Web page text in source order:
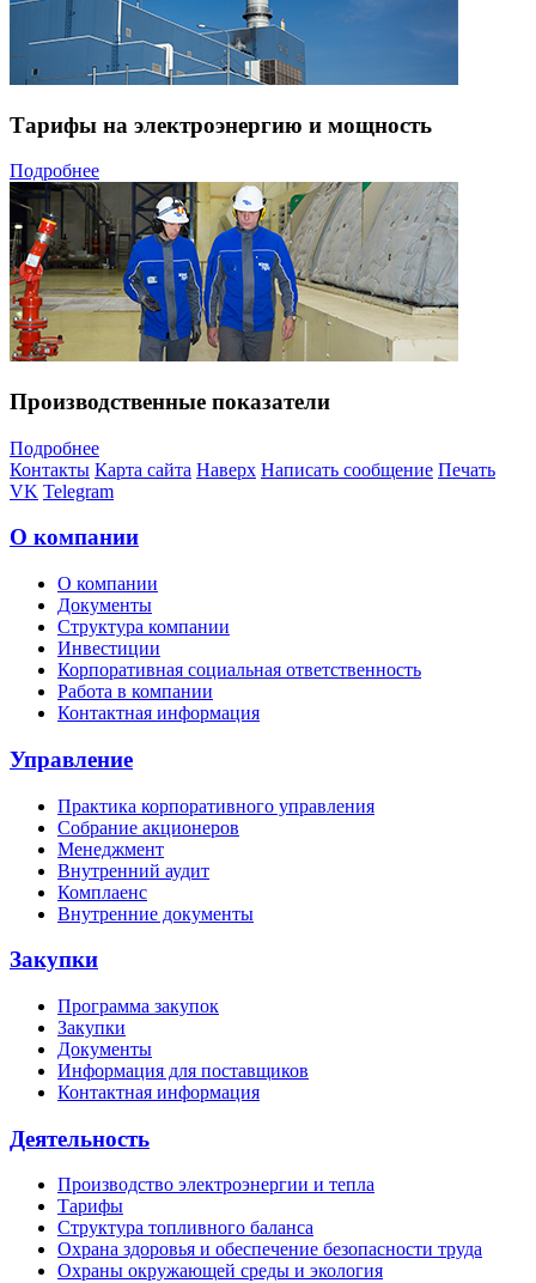
Тарифы на электроэнергию и мощность
Подробнее
Производственные показатели
Подробнее
Контакты Карта сайта Наверх Написать сообщение Печать
VK Telegram
О компании
О компании
Документы
Структура компании
Инвестиции
Корпоративная социальная ответственность
Работа в компании
Контактная информация
Управление
Практика корпоративного управления
Собрание акционеров
Менеджмент
Внутренний аудит
Комплаенс
Внутренние документы
Закупки
Программа закупок
Закупки
Документы
Информация для поставщиков
Контактная информация
Деятельность
Производство электроэнергии и тепла
Тарифы
Структура топливного баланса
Охрана здоровья и обеспечение безопасности труда
Охраны окружающей среды и экология